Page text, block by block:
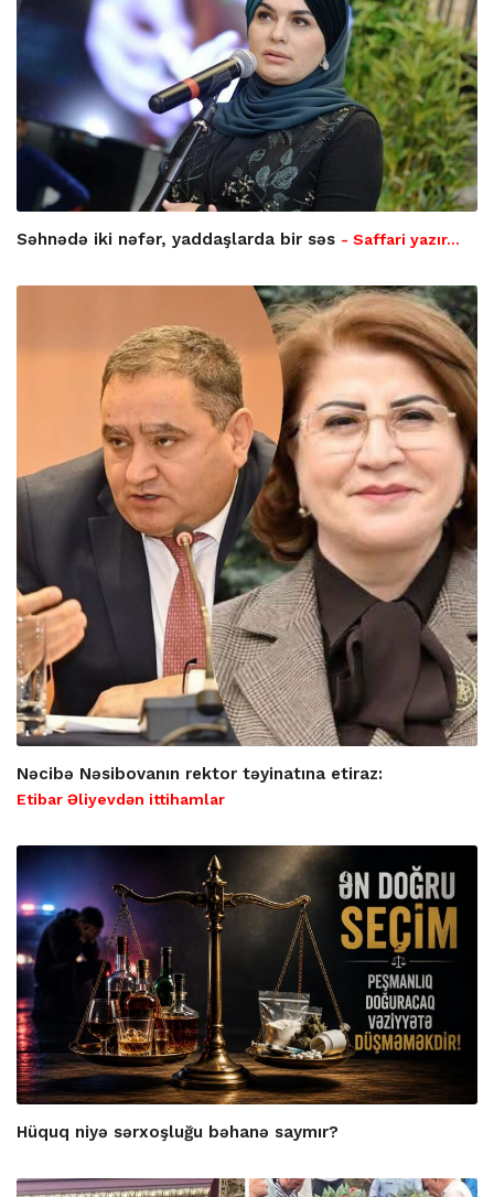
Səhnədə iki nəfər, yaddaşlarda bir səs - Saffari yazır…
Nəcibə Nəsibovanın rektor təyinatına etiraz:
Etibar Əliyevdən ittihamlar
Hüquq niyə sərxoşluğu bəhanə saymır?